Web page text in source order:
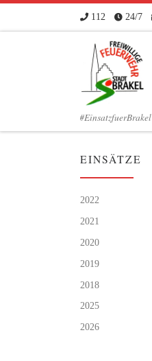
Zum Inhalt springen
112 24/7
#EinsatzfuerBrakel
EINSÄTZE
2022
2021
2020
2019
2018
2025
2026